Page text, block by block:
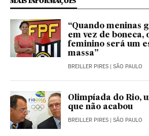
“Quando meninas
em vez de boneca,
feminino será um
massa”
BREILLER PIRES | SÃO PAULO
Olimpíada do Rio,
que não acabou
BREILLER PIRES | SÃO PAULO